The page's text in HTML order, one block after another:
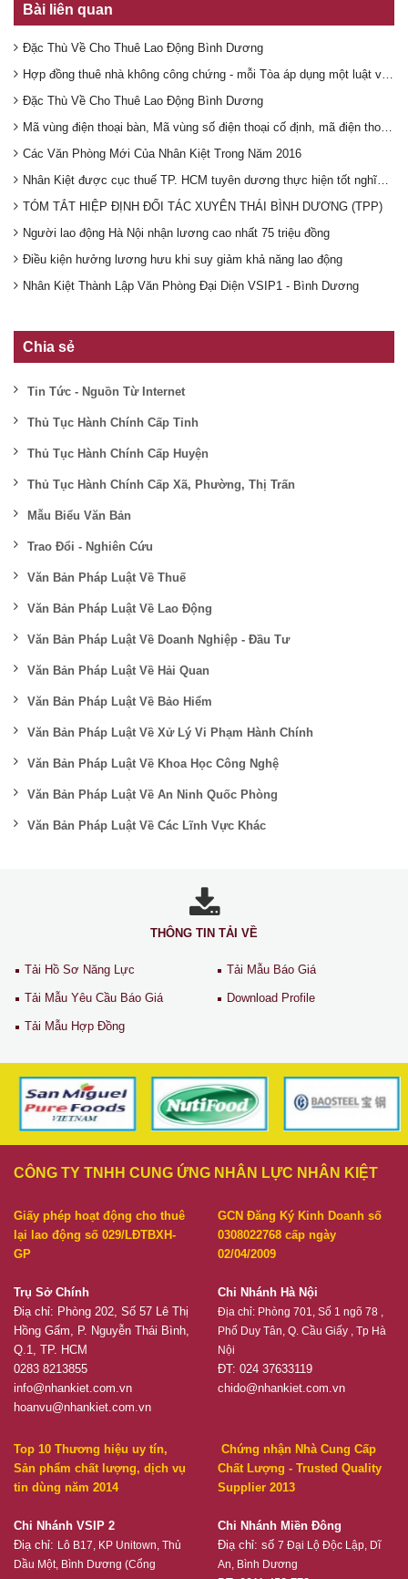
Bài liên quan
Đặc Thù Về Cho Thuê Lao Động Bình Dương
Đặc Thù Về Cho Thuê Lao Động Bình Dương
Các Văn Phòng Mới Của Nhân Kiệt Trong Năm 2016
TÓM TẮT HIỆP ĐỊNH ĐỐI TÁC XUYÊN THÁI BÌNH DƯƠNG (TPP)
Người lao động Hà Nội nhận lương cao nhất 75 triệu đồng
Điều kiện hưởng lương hưu khi suy giảm khả năng lao động
Nhân Kiệt Thành Lập Văn Phòng Đại Diện VSIP1 - Bình Dương
Chia sẻ
Tin Tức - Nguồn Từ Internet
Thủ Tục Hành Chính Cấp Tỉnh
Thủ Tục Hành Chính Cấp Huyện
Thủ Tục Hành Chính Cấp Xã, Phường, Thị Trấn
Mẫu Biểu Văn Bản
Trao Đổi - Nghiên Cứu
Văn Bản Pháp Luật Về Thuế
Văn Bản Pháp Luật Về Lao Động
Văn Bản Pháp Luật Về Doanh Nghiệp - Đầu Tư
Văn Bản Pháp Luật Về Hải Quan
Văn Bản Pháp Luật Về Bảo Hiểm
Văn Bản Pháp Luật Về Xử Lý Vi Phạm Hành Chính
Văn Bản Pháp Luật Về Khoa Học Công Nghệ
Văn Bản Pháp Luật Về An Ninh Quốc Phòng
Văn Bản Pháp Luật Về Các Lĩnh Vực Khác
THÔNG TIN TẢI VỀ
Tải Hồ Sơ Năng Lực Tải Mẫu Báo Giá
Tải Mẫu Yêu Cầu Báo Giá Download Profile
Tải Mẫu Hợp Đồng
CÔNG TY TNHH CUNG ỨNG NHÂN LỰC NHÂN KIỆT
Giấy phép hoạt động cho thuê
lại lao động số 029/LĐTBXH-
GP
Trụ Sở Chính
Điạ chỉ: Phòng 202, Số 57 Lê Thị
Hồng Gấm, P. Nguyễn Thái Bình,
Q.1, TP. HCM
0283 8213855
info@nhankiet.com.vn
hoanvu@nhankiet.com.vn
GCN Đăng Ký Kinh Doanh số
0308022768 cấp ngày
02/04/2009
Chi Nhánh Hà Nội
Địa chỉ: Phòng 701, Số 1 ngõ 78 ,
Phố Duy Tân, Q. Cầu Giấy , Tp Hà
Nội
ĐT: 024 37633119
chido@nhankiet.com.vn
Top 10 Thương hiệu uy tín,
Sản phẩm chất lượng, dịch vụ
tin dùng năm 2014
Chi Nhánh VSIP 2
Điạ chỉ: Lô B17, KP Unitown, Thủ
Dầu Một, Bình Dương (Cổng
Chứng nhận Nhà Cung Cấp
Chất Lượng - Trusted Quality
Supplier 2013
Chi Nhánh Miền Đông
Điạ chỉ: số 7 Đại Lộ Độc Lập, Dĩ
An, Bình Dương